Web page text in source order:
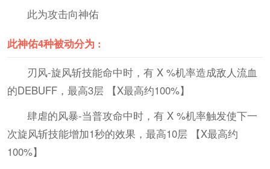
此为攻击向神佑
此神佑4种被动分为 :
刃风-旋风斩技能命中时，有 X %机率造成敌人流血
的DEBUFF，最高3层 【X最高约100%】
肆虐的风暴-当普攻命中时，有 X %机率触发使下一
次旋风斩技能增加1秒的效果，最高10层 【X最高约
100%】